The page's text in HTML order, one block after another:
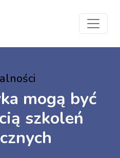
mogą być
szkoleń